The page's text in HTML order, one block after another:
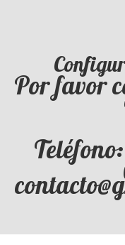
Por favor